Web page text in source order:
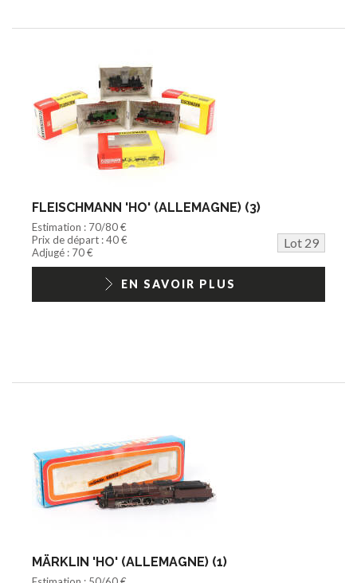
FLEISCHMANN 'HO' (ALLEMAGNE) (3)
Estimation : 70/80 €
Prix de départ : 40 €
Lot 29
Adjugé : 70 €
EN SAVOIR PLUS
MÄRKLIN 'HO' (ALLEMAGNE) (1)